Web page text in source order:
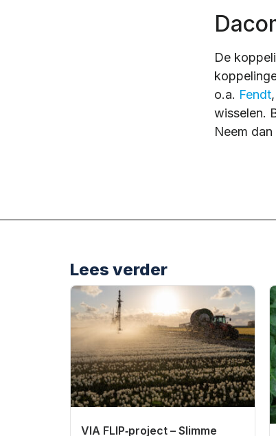
De
o.a. Fendt,
wisselen.
Neem
Lees verder
VIA FLIP‑project – Slimme